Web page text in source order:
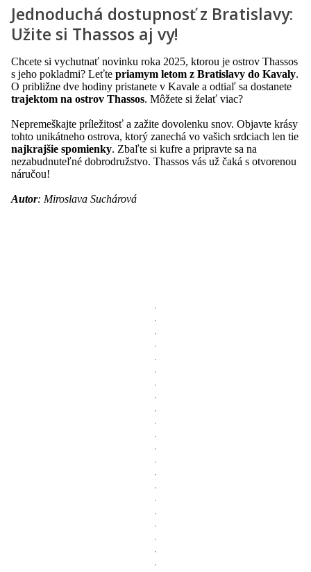
Jednoduchá dostupnosť z Bratislavy:
Užite si Thassos aj vy!
Chcete si vychutnať novinku roka 2025, ktorou je ostrov Thassos
s jeho pokladmi? Leťte priamym letom z Bratislavy do Kavaly.
O približne dve hodiny pristanete v Kavale a odtiaľ sa dostanete
trajektom na ostrov Thassos. Môžete si želať viac?
Nepremeškajte príležitosť a zažite dovolenku snov. Objavte krásy
tohto unikátneho ostrova, ktorý zanechá vo vašich srdciach len tie
najkrajšie spomienky. Zbaľte si kufre a pripravte sa na
nezabudnuteľné dobrodružstvo. Thassos vás už čaká s otvorenou
náručou!
Autor: Miroslava Suchárová